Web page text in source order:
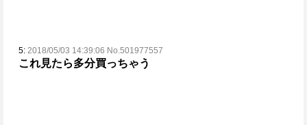
5: 2018/05/03 14:39:06 No.501977557
これ見たら多分買っちゃう